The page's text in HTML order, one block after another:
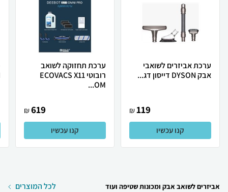
ערכת אביזרים לשואבי
אבק DYSON דייסון דג...
119
₪
קנו עכשיו
ערכת תחזוקה לשואב
רובוטי ECOVACS X11
OM...
619
₪
קנו עכשיו
אביזרים לשואב אבק ומכונות שטיפה ועוד לכל המוצרים